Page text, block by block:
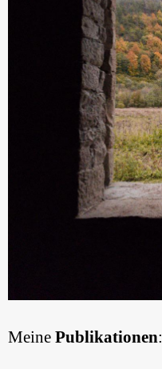
Meine Publikationen: